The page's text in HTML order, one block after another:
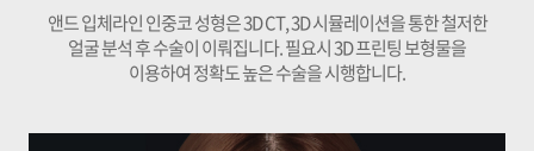
앤드 입체라인 인중코 성형은 3D CT, 3D 시뮬레이션을 통한 철저한
얼굴 분석 후 수술이 이뤄집니다.필요시 3D 프린팅 보형물을
이용하여 정확도 높은 수술을 시행합니다.